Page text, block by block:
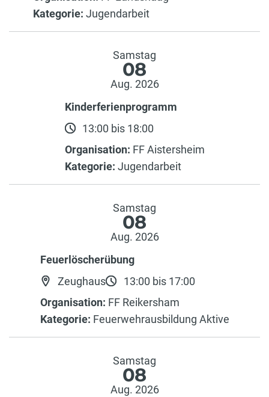
Kategorie: Jugendarbeit
Samstag
08
Aug. 2026
Kinderferienprogramm
13:00 bis 18:00
Organisation: FF Aistersheim
Kategorie: Jugendarbeit
Samstag
08
Aug. 2026
Feuerlöscherübung
Zeughaus
13:00 bis 17:00
Organisation: FF Reikersham
Kategorie: Feuerwehrausbildung Aktive
Samstag
08
Aug. 2026